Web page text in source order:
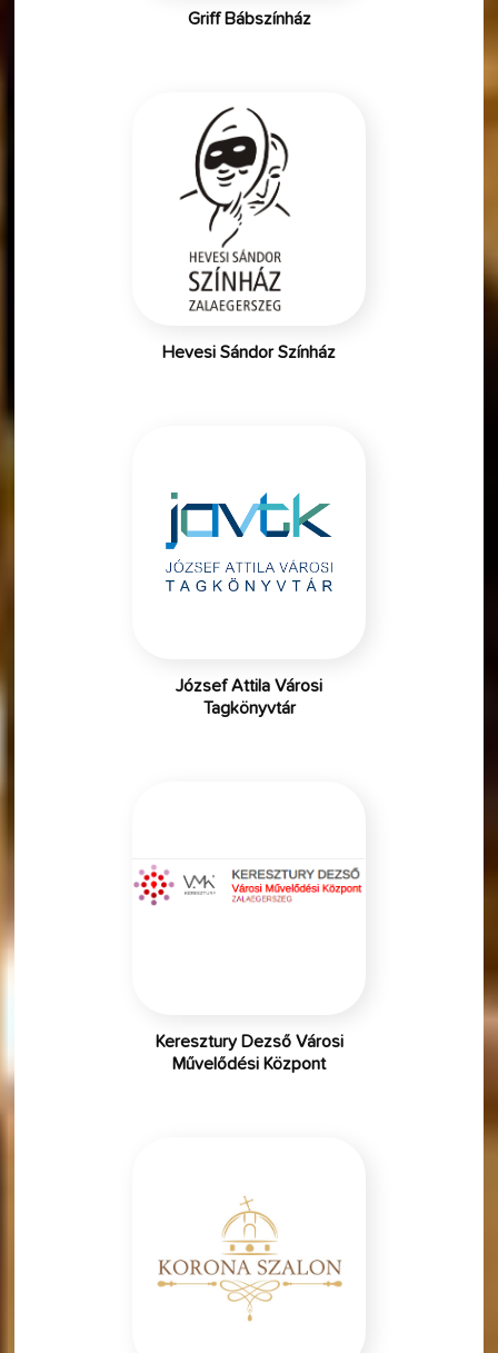
Griff Bábszínház
Hevesi Sándor Színház
József Attila Városi
Tagkönyvtár
Keresztury Dezső Városi
Művelődési Központ